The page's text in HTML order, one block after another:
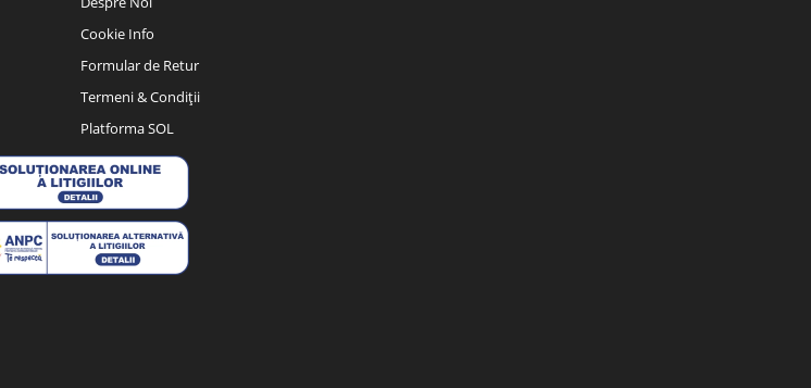
Cookie Info
Formular de Retur
Termeni & Condiții
Platforma SOL